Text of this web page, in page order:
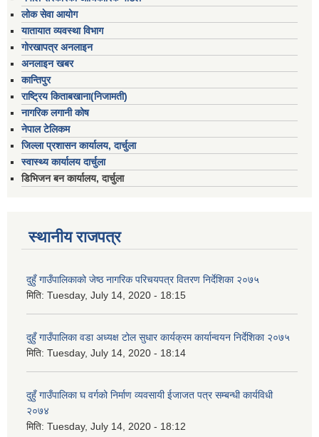
लोक सेवा आयोग
यातायात व्यवस्था विभाग
गोरखापत्र अनलाइन
अनलाइन खबर
कान्तिपुर
राष्ट्रिय किताबखाना(निजामती)
नागरिक लगानी कोष
नेपाल टेलिकम
जिल्ला प्रशासन कार्यालय, दार्चुला
स्वास्थ्य कार्यालय दार्चुला
डिभिजन बन कार्यालय, दार्चुला
स्थानीय राजपत्र
दुहुँ गाउँपालिकाको जेष्ठ नागरिक परिचयपत्र वितरण निर्देशिका २०७५
मिति: Tuesday, July 14, 2020 - 18:15
दुहुँ गाउँपालिका वडा अध्यक्ष टोल सुधार कार्यक्रम कार्यान्वयन निर्देशिका २०७५
मिति: Tuesday, July 14, 2020 - 18:14
दुहुँ गाउँपालिका घ वर्गको निर्माण व्यवसायी ईजाजत पत्र सम्बन्धी कार्यविधी
२०७४
मिति: Tuesday, July 14, 2020 - 18:12